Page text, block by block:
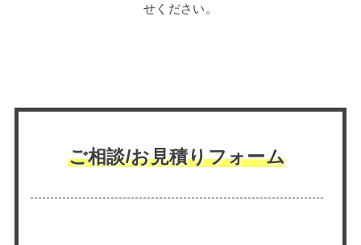
せください。
ご相談/お見積りフォーム